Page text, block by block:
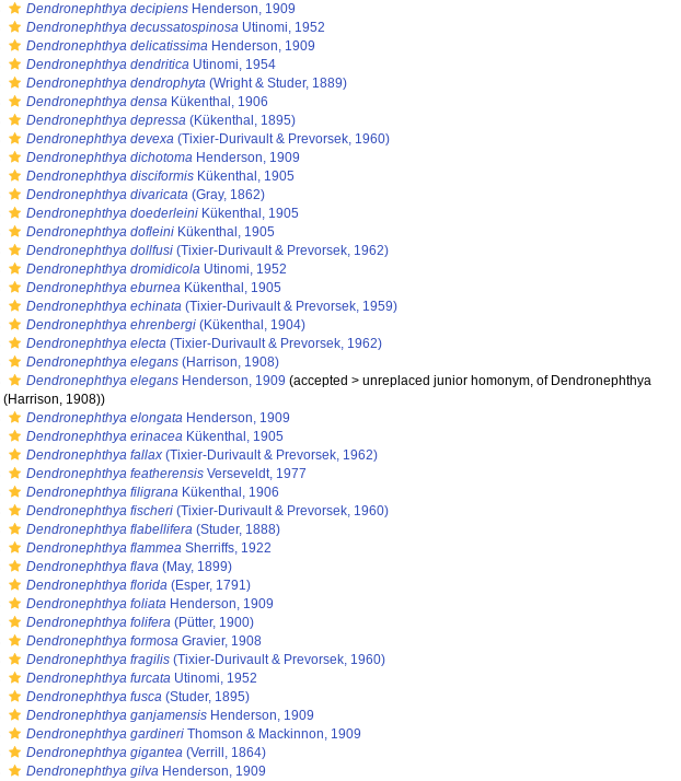
Dendronephthya decipiens Henderson, 1909
Dendronephthya decussatospinosa Utinomi, 1952
Dendronephthya delicatissima Henderson, 1909
Dendronephthya dendritica Utinomi, 1954
Dendronephthya dendrophyta (Wright & Studer, 1889)
Dendronephthya densa Kükenthal, 1906
Dendronephthya depressa (Kükenthal, 1895)
Dendronephthya devexa (Tixier-Durivault & Prevorsek, 1960)
Dendronephthya dichotoma Henderson, 1909
Dendronephthya disciformis Kükenthal, 1905
Dendronephthya divaricata (Gray, 1862)
Dendronephthya doederleini Kükenthal, 1905
Dendronephthya dofleini Kükenthal, 1905
Dendronephthya dollfusi (Tixier-Durivault & Prevorsek, 1962)
Dendronephthya dromidicola Utinomi, 1952
Dendronephthya eburnea Kükenthal, 1905
Dendronephthya echinata (Tixier-Durivault & Prevorsek, 1959)
Dendronephthya ehrenbergi (Kükenthal, 1904)
Dendronephthya electa (Tixier-Durivault & Prevorsek, 1962)
Dendronephthya elegans (Harrison, 1908)
Dendronephthya elegans Henderson, 1909 (accepted >unreplaced junior homonym, of Dendronephthya
1908))
Dendronephthya elongata Henderson, 1909
Dendronephthya erinacea Kükenthal, 1905
Dendronephthya fallax (Tixier-Durivault & Prevorsek, 1962)
Dendronephthya featherensis Verseveldt, 1977
Dendronephthya filigrana Kükenthal, 1906
Dendronephthya fischeri (Tixier-Durivault & Prevorsek, 1960)
Dendronephthya flabellifera (Studer, 1888)
Dendronephthya flammea Sherriffs, 1922
Dendronephthya flava (May, 1899)
Dendronephthya florida (Esper, 1791)
Dendronephthya foliata Henderson, 1909
Dendronephthya folifera (Pütter, 1900)
Dendronephthya formosa Gravier, 1908
Dendronephthya fragilis (Tixier-Durivault & Prevorsek, 1960)
Dendronephthya furcata Utinomi, 1952
Dendronephthya fusca (Studer, 1895)
Dendronephthya ganjamensis Henderson, 1909
Dendronephthya gardineri Thomson & Mackinnon, 1909
Dendronephthya gigantea (Verrill, 1864)
Dendronephthya gilva Henderson, 1909